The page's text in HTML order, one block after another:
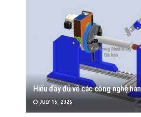
Hiểu đầy đủ về các công nghệ hàn
JULY 15, 2026